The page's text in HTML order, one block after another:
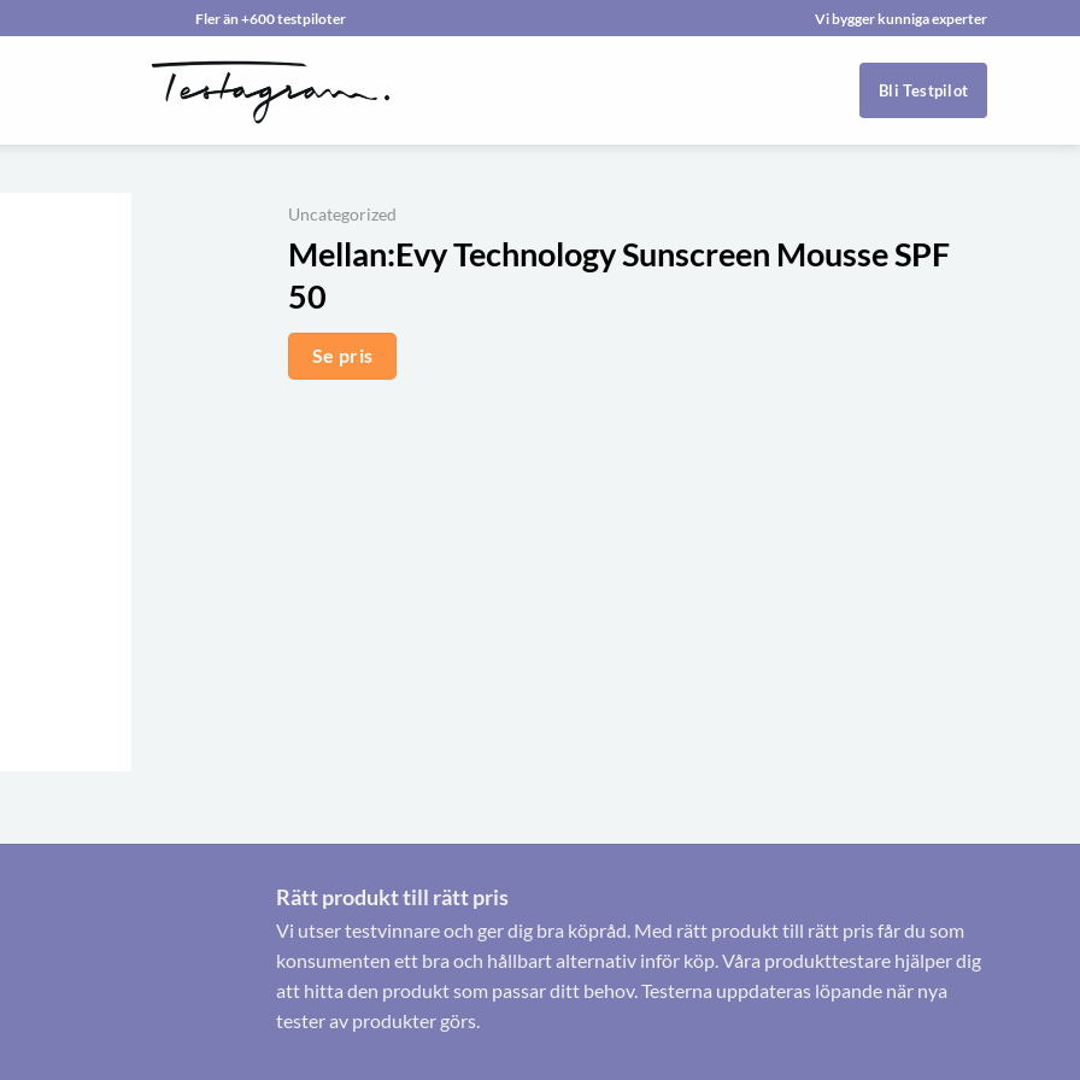
Fler än +600 testpiloter Vi bygger kunniga experter
Bli Testpilot
Uncategorized
Mellan:Evy Technology Sunscreen Mousse SPF
50
Se pris
Rätt produkt till rätt pris
Vi utser testvinnare och ger dig bra köpråd. Med rätt produkt till rätt pris får du som
konsumenten ett bra och hållbart alternativ inför köp. Våra produkttestare hjälper dig
att hitta den produkt som passar ditt behov. Testerna uppdateras löpande när nya
tester av produkter görs.